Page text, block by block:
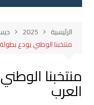
الرئيسية 2025
منتخبنا الوطني يودع
منتخبنا
العرب